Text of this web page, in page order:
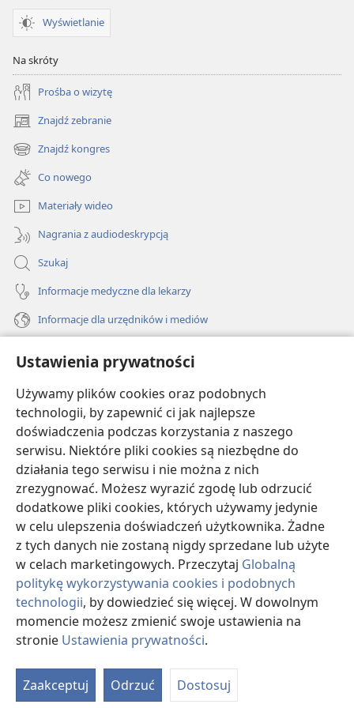
Ustawienia prywatności
Używamy plików cookies oraz podobnych
technologii, by zapewnić ci jak najlepsze
doświadczenia podczas korzystania z naszego
serwisu. Niektóre pliki cookies są niezbędne do
działania tego serwisu i nie można z nich
zrezygnować. Możesz wyrazić zgodę lub odrzucić
dodatkowe pliki cookies, których używamy jedynie
w celu ulepszenia doświadczeń użytkownika. Żadne
z tych danych nie zostaną nigdy sprzedane lub użyte
w celach marketingowych. Przeczytaj Globalną
politykę wykorzystywania cookies i podobnych
technologii, by dowiedzieć się więcej. W dowolnym
momencie możesz zmienić swoje ustawienia na
stronie Ustawienia prywatności.
Zaakceptuj Odrzuć Dostosuj
Wyświetlanie
Na skróty
Prośba o wizytę
Znajdź zebranie
(opens
new
window)
Znajdź kongres
(opens
new
window)
Co nowego
Materiały wideo
Nagrania z audiodeskrypcją
Szukaj
Informacje medyczne dla lekarzy
Informacje dla urzędników i mediów
Darowizny
(opens
new
window)BIBLIOTEKA INTERNETOWA Strażnicy
(opens
new
window)JW Hub
(opens
new
window)JW Library
Watchtower Library
Copyright© 2026 Watch Tower Bible and Tract Society of Pennsylvania.
WARUNKI UŻYTKOWANIA| POLITYKA PRYWATNOŚCI
PRYWATNOŚCI